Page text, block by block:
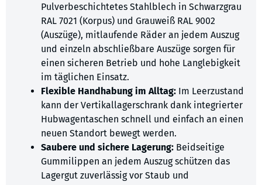
Pulverbeschichtetes Stahlblech in Schwarzgrau
RAL 7021 (Korpus) und Grauweiß RAL 9002
(Auszüge), mitlaufende Räder an jedem Auszug
und einzeln abschließbare Auszüge sorgen für
einen sicheren Betrieb und hohe Langlebigkeit
im täglichen Einsatz.
Flexible Handhabung im Alltag: Im Leerzustand
kann der Vertikallagerschrank dank integrierter
Hubwagentaschen schnell und einfach an einen
neuen Standort bewegt werden.
Saubere und sichere Lagerung: Beidseitige
Gummilippen an jedem Auszug schützen das
Lagergut zuverlässig vor Staub und